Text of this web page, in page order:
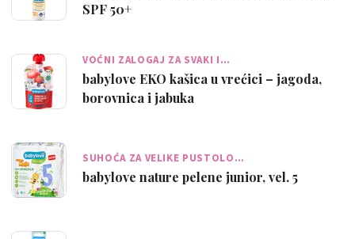
SPF 50+
VOĆNI ZALOGAJ ZA SVAKI I…
babylove EKO kašica u vrećici – jagoda,
borovnica i jabuka
SUHOĆA ZA VELIKE PUSTOLO…
babylove nature pelene junior, vel. 5